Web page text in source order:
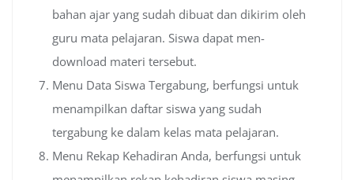
bahan ajar yang sudah dibuat dan dikirim oleh
guru mata pelajaran. Siswa dapat men-
download materi tersebut.
Menu Data Siswa Tergabung, berfungsi untuk
menampilkan daftar siswa yang sudah
tergabung ke dalam kelas mata pelajaran.
Menu Rekap Kehadiran Anda, berfungsi untuk